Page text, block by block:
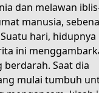
dan melawan
manusia,
hari, hidupnya
ini
Saat dia
mulai tumbuh